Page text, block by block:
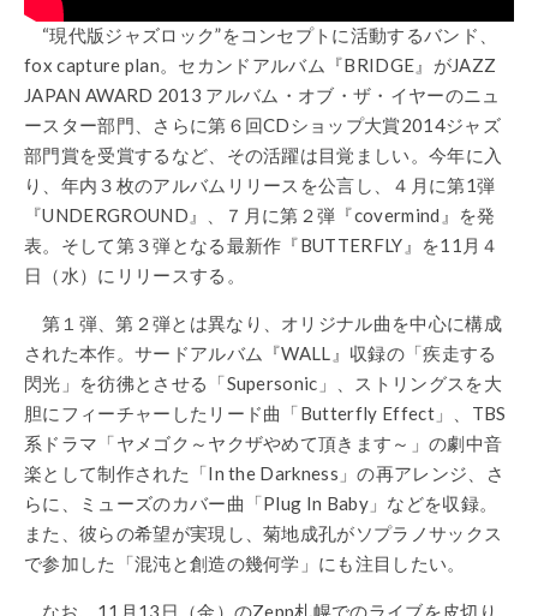
“現代版ジャズロック”をコンセプトに活動するバンド、
fox capture plan。セカンドアルバム『BRIDGE』がJAZZ
JAPAN AWARD 2013 アルバム・オブ・ザ・イヤーのニュ
ースター部門、さらに第６回CDショップ大賞2014ジャズ
部門賞を受賞するなど、その活躍は目覚ましい。今年に入
り、年内３枚のアルバムリリースを公言し、４月に第1弾
『UNDERGROUND』、７月に第２弾『covermind』を発
表。そして第３弾となる最新作『BUTTERFLY』を11月４
日（水）にリリースする。
第１弾、第２弾とは異なり、オリジナル曲を中心に構成
された本作。サードアルバム『WALL』収録の「疾走する
閃光」を彷彿とさせる「Supersonic」、ストリングスを大
胆にフィーチャーしたリード曲「Butterfly Effect」、TBS
系ドラマ「ヤメゴク～ヤクザやめて頂きます～」の劇中音
楽として制作された「In the Darkness」の再アレンジ、さ
らに、ミューズのカバー曲「Plug In Baby」などを収録。
また、彼らの希望が実現し、菊地成孔がソプラノサックス
で参加した「混沌と創造の幾何学」にも注目したい。
なお、11月13日（金）のZepp札幌でのライブを皮切り